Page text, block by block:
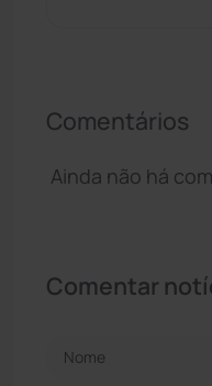
Comentários
Ainda não há
Comentar